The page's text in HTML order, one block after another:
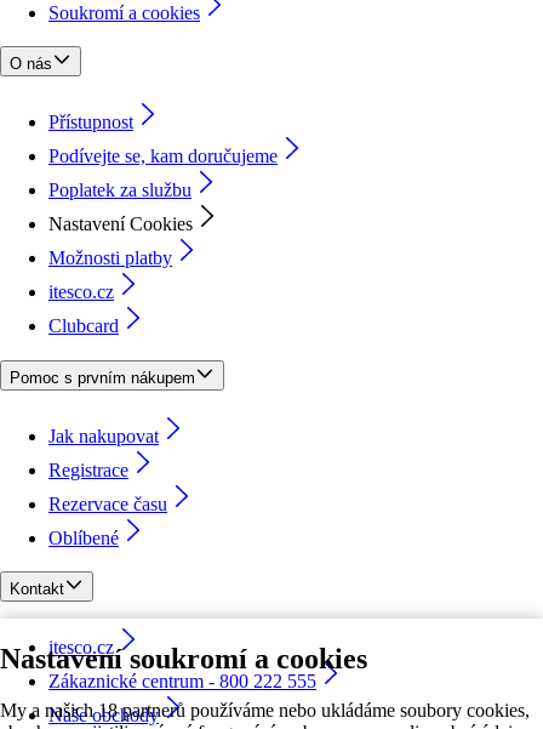
Nastavení soukromí a cookies
My a našich 18 partnerů používáme nebo ukládáme soubory cookies,
Soukromí a cookies
O nás
Přístupnost
Podívejte se, kam doručujeme
Poplatek za službu
Nastavení Cookies
Možnosti platby
itesco.cz
Clubcard
Pomoc s prvním nákupem
Jak nakupovat
Registrace
Rezervace času
Oblíbené
Kontakt
itesco.cz
Zákaznické centrum - 800 222 555
Naše obchody